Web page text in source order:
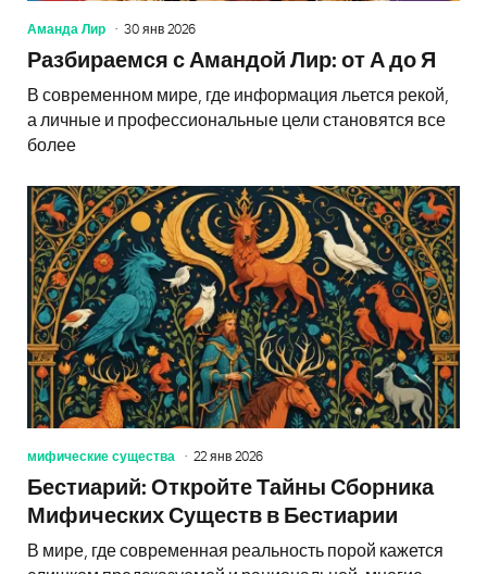
Аманда Лир 30 янв 2026
Разбираемся с Амандой Лир: от А до Я
В современном мире, где информация льется рекой,
а личные и профессиональные цели становятся все
более
мифические существа 22 янв 2026
Бестиарий: Откройте Тайны Сборника
Мифических Существ в Бестиарии
В мире, где современная реальность порой кажется